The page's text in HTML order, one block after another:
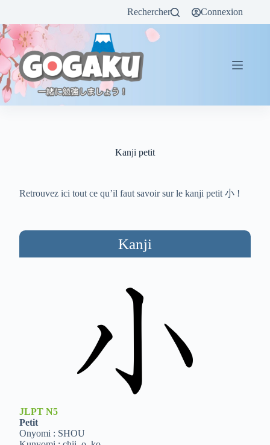
Rechercher Connexion
Kanji petit
Retrouvez ici tout ce qu’il faut savoir sur le kanji petit 小 !
Kanji
JLPT N5
Petit
Onyomi : SHOU